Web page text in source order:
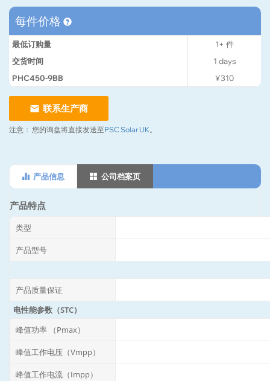
每件价格
最低订购量 1+ 件
交货时间
1 days
PHC450-9BB
¥310
联系生产商
注意： 您的询盘将直接发送至PSC Solar UK。
产品信息 公司档案页
产品特点
类型
产品型号
产品质量保证
电性能参数（STC）
峰值功率 （Pmax）
峰值工作电压（Vmpp）
峰值工作电流（Impp）